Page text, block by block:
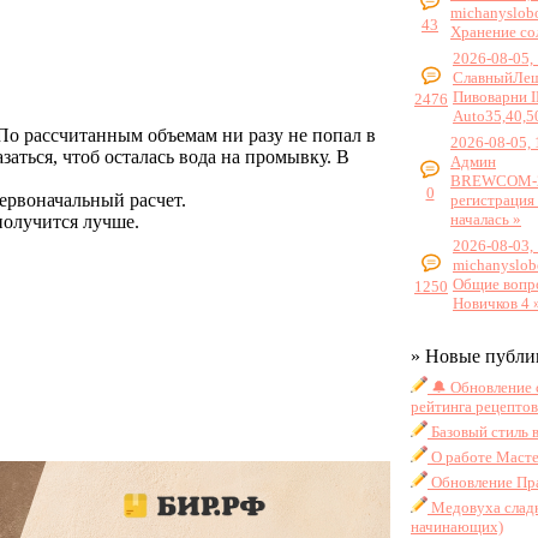
рассчитанным объемам ни разу не попал в
чтоб осталась вода на промывку. В
расчет.
лучше.
43
Хранение
2476
2026-08-05,
Пивоварни
0
2026-08-05,
Админ
началась »
1250
2026-08-03,
Общие
Новичков 4
» Новые
🔔 Обновление
рейтинга рецептов
Базовый стиль
О работе
Обновление
Медовуха
начинающих)